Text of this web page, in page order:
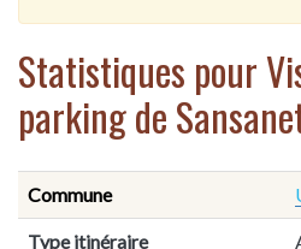
Statistiques pour
parking de
Commune
Type itinéraire